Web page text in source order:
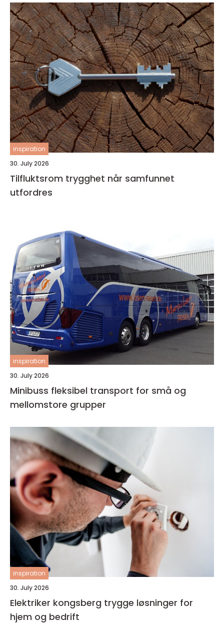
inspiration
30. July 2026
Tilfluktsrom trygghet når samfunnet
utfordres
inspiration
30. July 2026
Minibuss fleksibel transport for små og
mellomstore grupper
inspiration
30. July 2026
Elektriker kongsberg trygge løsninger for
hjem og bedrift